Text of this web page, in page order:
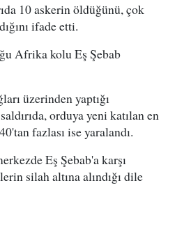
10 askerin öldüğünü, çok
ifade etti.
Afrika kolu Eş Şebab
üzerinden yaptığı
orduya yeni katılan en
fazlası ise yaralandı.
Eş Şebab'a karşı
silah altına alındığı dile